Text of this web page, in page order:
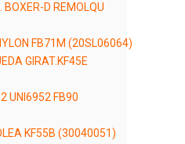
D REMOLQU
FB71M (20SL06064)
GIRAT.KF45E
UNI6952 FB90
KF55B (30040051)